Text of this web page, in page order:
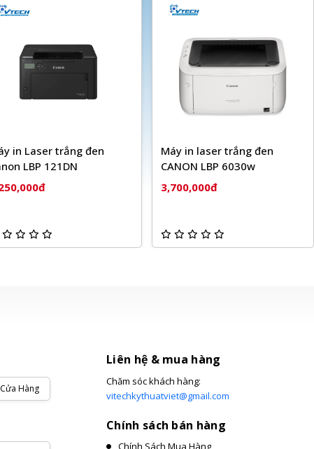
in Laser trắng đen
LBP 121DN
Máy in laser trắng đen
CANON LBP 6030w
3,700,000đ
Cửa Hàng
Liên hệ & mua hàng
Chăm sóc khách hàng:
vitechkythuatviet@gmail.com
Chính sách bán hàng
Chính Sách Mua Hàng